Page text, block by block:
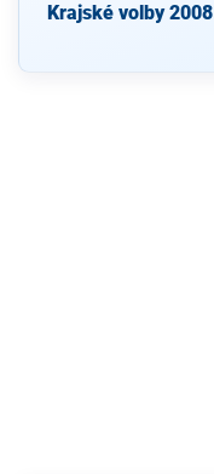
Krajské volby 2008